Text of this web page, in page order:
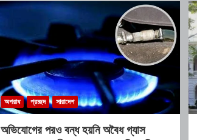
অপরাধ প্রচ্ছদ সারাদেশ
অভিযোগের পরও বন্ধ হয়নি অবৈধ গ্যাস